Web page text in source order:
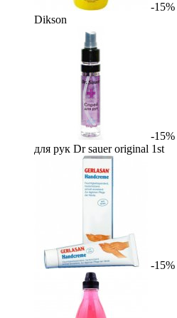
-15%
Dikson
-15%
для рук Dr sauer original 1st
-15%